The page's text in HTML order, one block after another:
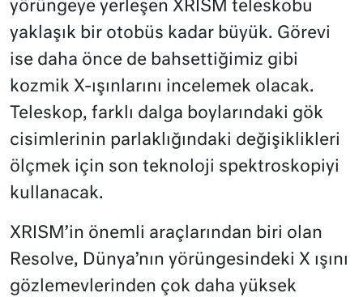
yörüngeye yerleşen XRISM teleskobu
yaklaşık bir otobüs kadar büyük. Görevi
ise daha önce de bahsettiğimiz gibi
kozmik X-ışınlarını incelemek olacak.
Teleskop, farklı dalga boylarındaki gök
cisimlerinin parlaklığındaki değişiklikleri
ölçmek için son teknoloji spektroskopiyi
kullanacak.
XRISM’in önemli araçlarından biri olan
Resolve, Dünya’nın yörüngesindeki X ışını
gözlemevlerinden çok daha yüksek